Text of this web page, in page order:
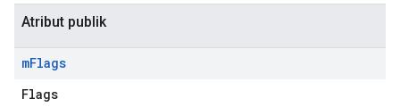
Atribut publik
mFlags
Flags